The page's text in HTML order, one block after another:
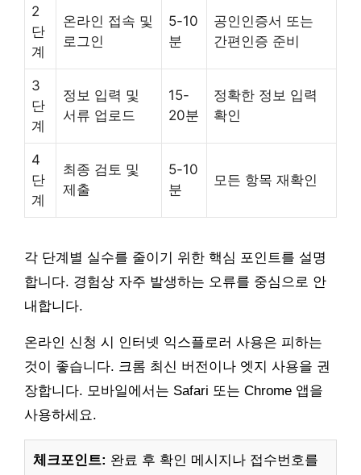
2
단
계
온라인 접속 및
로그인
5-10
분
공인인증서 또는
간편인증 준비
3
단
계
정보 입력 및
서류 업로드
15-
20분
정확한 정보 입력
확인
4
단
계
최종 검토 및
제출
5-10
분
모든 항목 재확인
각 단계별 실수를 줄이기 위한 핵심 포인트를 설명
합니다. 경험상 자주 발생하는 오류를 중심으로 안
내합니다.
온라인 신청 시 인터넷 익스플로러 사용은 피하는
것이 좋습니다. 크롬 최신 버전이나 엣지 사용을 권
장합니다. 모바일에서는 Safari 또는 Chrome 앱을
사용하세요.
체크포인트: 완료 후 확인 메시지나 접수번호를